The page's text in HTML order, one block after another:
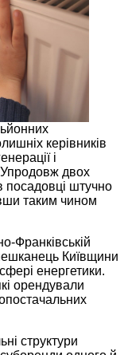
керівників
і
Упродовж двох
посадовці штучно
таким чином
Франківській
Київщини
енергетики.
орендували
структури